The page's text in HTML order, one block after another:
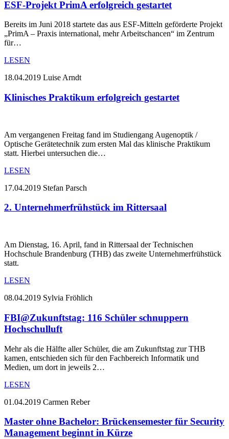
ESF-Projekt PrimA erfolgreich gestartet
Bereits im Juni 2018 startete das aus ESF-Mitteln geförderte Projekt
„PrimA – Praxis international, mehr Arbeitschancen“ im Zentrum
für…
LESEN
18.04.2019 Luise Arndt
Klinisches Praktikum erfolgreich gestartet
Am vergangenen Freitag fand im Studiengang Augenoptik /
Optische Gerätetechnik zum ersten Mal das klinische Praktikum
statt. Hierbei untersuchen die…
LESEN
17.04.2019 Stefan Parsch
2. Unternehmerfrühstück im Rittersaal
Am Dienstag, 16. April, fand in Rittersaal der Technischen
Hochschule Brandenburg (THB) das zweite Unternehmerfrühstück
statt.
LESEN
08.04.2019 Sylvia Fröhlich
FBI@Zukunftstag: 116 Schüler schnuppern
Hochschulluft
Mehr als die Hälfte aller Schüler, die am Zukunftstag zur THB
kamen, entschieden sich für den Fachbereich Informatik und
Medien, um dort in jeweils 2…
LESEN
01.04.2019 Carmen Reber
Master ohne Bachelor: Brückensemester für Security
Management beginnt in Kürze